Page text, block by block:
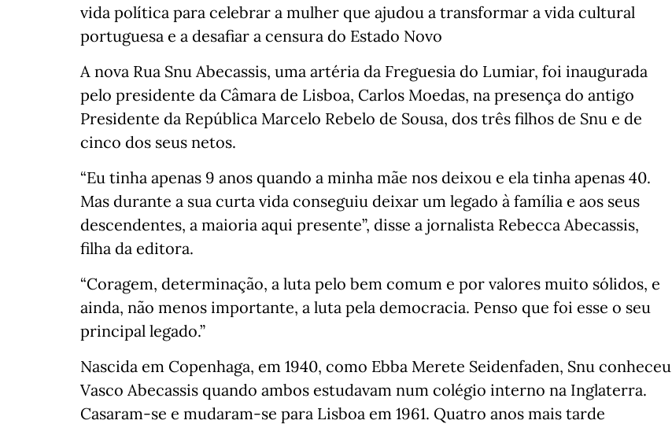
vida política para celebrar a mulher que ajudou a transformar a vida cultural
portuguesa e a desafiar a censura do Estado Novo
A nova Rua Snu Abecassis, uma artéria da Freguesia do Lumiar, foi inaugurada
pelo presidente da Câmara de Lisboa, Carlos Moedas, na presença do antigo
Presidente da República Marcelo Rebelo de Sousa, dos três filhos de Snu e de
cinco dos seus netos.
“Eu tinha apenas 9 anos quando a minha mãe nos deixou e ela tinha apenas 40.
Mas durante a sua curta vida conseguiu deixar um legado à família e aos seus
descendentes, a maioria aqui presente”, disse a jornalista Rebecca Abecassis,
filha da editora.
“Coragem, determinação, a luta pelo bem comum e por valores muito sólidos, e
ainda, não menos importante, a luta pela democracia. Penso que foi esse o seu
principal legado.”
Nascida em Copenhaga, em 1940, como Ebba Merete Seidenfaden, Snu conheceu
Vasco Abecassis quando ambos estudavam num colégio interno na Inglaterra.
Casaram-se e mudaram-se para Lisboa em 1961. Quatro anos mais tarde